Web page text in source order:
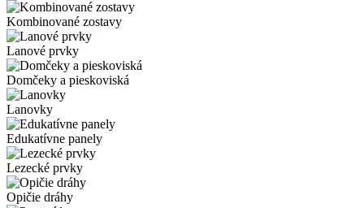
Kombinované zostavy
Lanové prvky
Domčeky a pieskoviská
Lanovky
Edukatívne panely
Lezecké prvky
Opičie dráhy